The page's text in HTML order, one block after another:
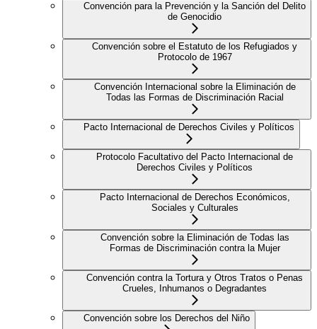
Convención para la Prevención y la Sanción del Delito
de Genocidio
Convención sobre el Estatuto de los Refugiados y
Protocolo de 1967
Convención Internacional sobre la Eliminación de
Todas las Formas de Discriminación Racial
Pacto Internacional de Derechos Civiles y Políticos
Protocolo Facultativo del Pacto Internacional de
Derechos Civiles y Políticos
Pacto Internacional de Derechos Económicos,
Sociales y Culturales
Convención sobre la Eliminación de Todas las
Formas de Discriminación contra la Mujer
Convención contra la Tortura y Otros Tratos o Penas
Crueles, Inhumanos o Degradantes
Convención sobre los Derechos del Niño